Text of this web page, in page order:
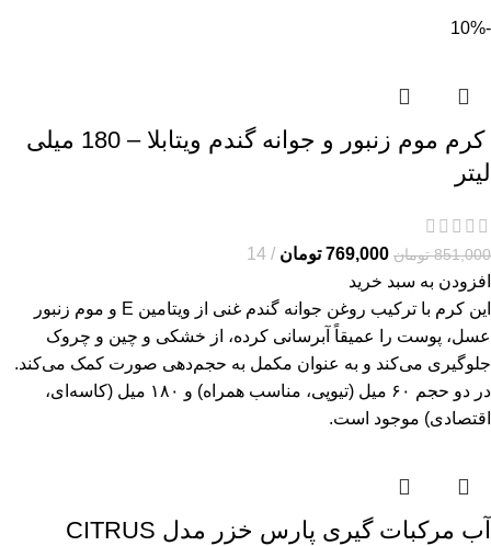
-10%
کرم موم زنبور و جوانه گندم ویتابلا – 180 میلی
لیتر
851,000 تومان 769,000 تومان
14
افزودن به سبد خرید
این کرم با ترکیب روغن جوانه گندم غنی از ویتامین E و موم زنبور
عسل، پوست را عمیقاً آبرسانی کرده، از خشکی و چین و چروک
جلوگیری می‌کند و به عنوان مکمل به حجم‌دهی صورت کمک می‌کند.
در دو حجم ۶۰ میل (تیوپی، مناسب همراه) و ۱۸۰ میل (کاسه‌ای،
اقتصادی) موجود است.
آب مرکبات گیری پارس خزر مدل CITRUS